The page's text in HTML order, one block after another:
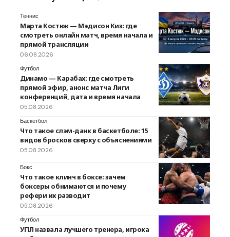
Теннис
Марта Костюк — Мэдисон Киз: где
смотреть онлайн матч, время начала и
прямой трансляции
06.08.2026
Футбол
Динамо — Карабах: где смотреть
прямой эфир, анонс матча Лиги
конференций, дата и время начала
05.08.2026
Баскетбол
Что такое слэм-данк в баскетболе: 15
видов бросков сверху с объяснениями
05.08.2026
Бокс
Что такое клинч в боксе: зачем
боксеры обнимаются и почему
рефери их разводит
05.08.2026
Футбол
УПЛ назвала лучшего тренера, игрока